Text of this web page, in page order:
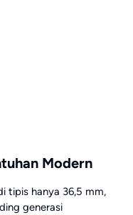
Modern
tipis hanya 36,5 mm,
generasi